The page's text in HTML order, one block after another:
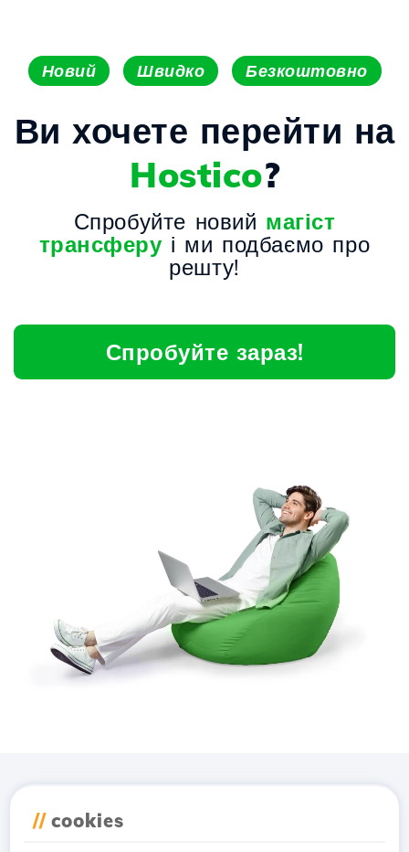
Новий Швидко Безкоштовно
Ви хочете перейти на
Hostico?
Спробуйте новий магіст
трансферу і ми подбаємо про
решту!
Спробуйте зараз!
// cookies